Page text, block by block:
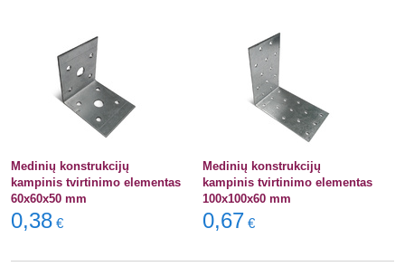
Medinių konstrukcijų
kampinis tvirtinimo elementas
60x60x50 mm
0,38 €
Medinių konstrukcijų
kampinis tvirtinimo elementas
100x100x60 mm
0,67 €